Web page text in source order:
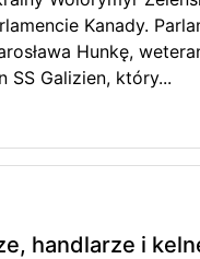
Kanady.
Hunkę,
SS Galizien, który...
handlarze i